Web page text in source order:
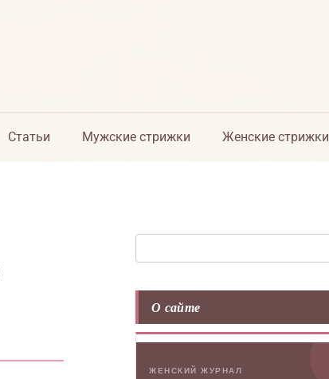
Статьи Мужские стрижки Женские стрижки
О сайте
ЖЕНСКИЙ ЖУРНАЛ